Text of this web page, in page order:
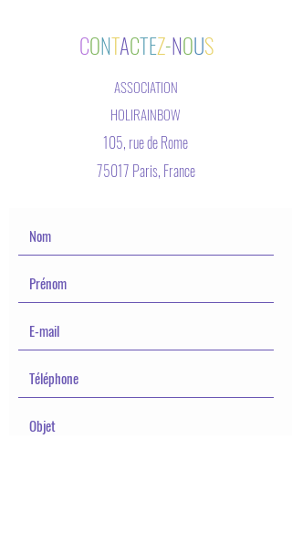
CONTACTEZ-NOUS
ASSOCIATION
HOLIRAINBOW
105, rue de Rome
75017 Paris, France